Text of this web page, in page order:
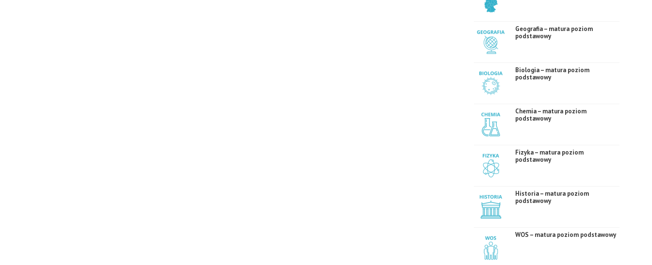
Geografia – matura poziom
podstawowy
Biologia – matura poziom
podstawowy
Chemia – matura poziom
podstawowy
Fizyka – matura poziom
podstawowy
Historia – matura poziom
podstawowy
WOS – matura poziom podstawowy